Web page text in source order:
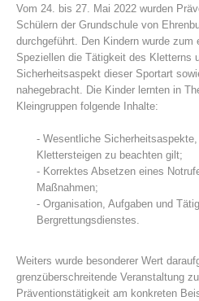
Centres de secours
Vom 24. bis 27. Mai 2022 wurden
Schülern der Grundschule von
durchgeführt. Den Kindern wurde zum
Speziellen die Tätigkeit des Kletterns
Sicherheitsaspekt dieser Sportart
nahegebracht. Die Kinder lernten in
Kleingruppen folgende Inhalte:
- Wesentliche
Klettersteigen zu beachten gilt;
- Korrektes Absetzen eines
Maßnahmen;
- Organisation, Aufgaben und
Bergrettungsdienstes.
Weiters wurde besonderer Wert
grenzüberschreitende Veranstaltung
Präventionstätigkeit am konkreten